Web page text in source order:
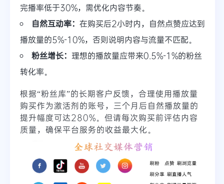
完播率低于30%，需优化内容节奏。
自然互动率： 在购买后2小时内，自然点赞应达到
播放量的5%-10%，否则说明内容与流量不匹配。
粉丝增长： 理想的播放量应带来0.5%-1%的粉丝
转化率。
根据“粉丝库”的长期客户反馈，合理使用播放量
购买作为激活剂的账号，三个月后自然播放量的
提升幅度可达280%。但请每次购买前评估内容
质量，确保平台服务的收益最大化。